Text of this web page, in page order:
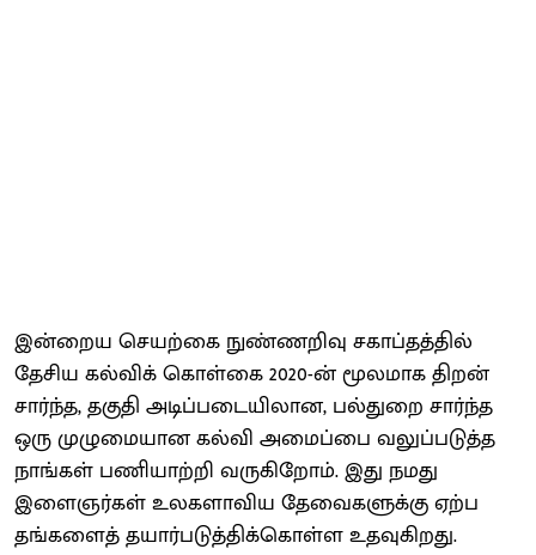
இன்றைய செயற்கை நுண்ணறிவு சகாப்தத்தில்
தேசிய கல்விக் கொள்கை 2020-ன் மூலமாக திறன்
சார்ந்த, தகுதி அடிப்படையிலான, பல்துறை சார்ந்த
ஒரு முழுமையான கல்வி அமைப்பை வலுப்படுத்த
நாங்கள் பணியாற்றி வருகிறோம். இது நமது
இளைஞர்கள் உலகளாவிய தேவைகளுக்கு ஏற்ப
தங்களைத் தயார்படுத்திக்கொள்ள உதவுகிறது.